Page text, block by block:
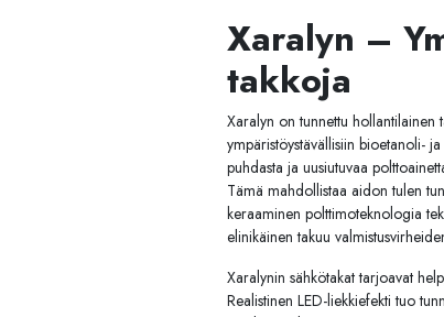
Xaralyn –
takkoja
Xaralyn on tunnettu hollantilainen
ympäristöystävällisiin bioetanoli-
puhdasta ja uusiutuvaa
Tämä mahdollistaa aidon tulen
keraaminen polttimoteknologia
elinikäinen takuu
Xaralynin sähkötakat tarjoavat
Realistinen LED-liekkiefekti tuo